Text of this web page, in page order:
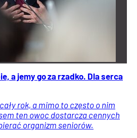
a jemy go za rzadko. Dla serca
rok, a mimo to często o nim
ten owoc dostarcza cennych
organizm seniorów.